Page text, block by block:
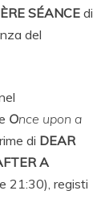
SÉANCE di
del
Once upon a
di DEAR
A
21:30), registi